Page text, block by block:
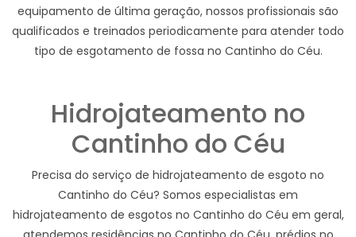
equipamento de última geração, nossos profissionais são
qualificados e treinados periodicamente para atender todo
tipo de esgotamento de fossa no Cantinho do Céu.
Hidrojateamento no
Cantinho do Céu
Precisa do serviço de hidrojateamento de esgoto no
Cantinho do Céu? Somos especialistas em
hidrojateamento de esgotos no Cantinho do Céu em geral,